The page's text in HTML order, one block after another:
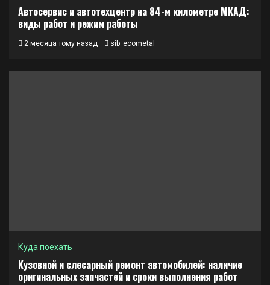
Автосервис и автотехцентр на 84-м километре МКАД:
виды работ и режим работы
2 месяца тому назад sib_ecometal
Куда поехать
Кузовной и слесарный ремонт автомобилей: наличие
оригинальных запчастей и сроки выполнения работ